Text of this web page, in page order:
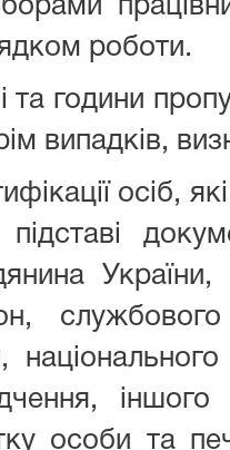
роботи.
та години
випадків,
осіб,
підставі
службового
особи та